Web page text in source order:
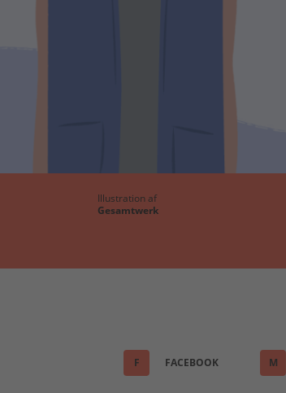
Illustration af
Gesamtwerk
F FACEBOOK M